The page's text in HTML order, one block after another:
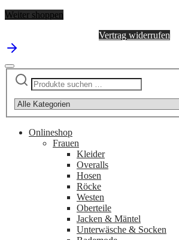
Weiter shoppen
Vertrag widerrufen
Suchen
nach:
category:
Onlineshop
Frauen
Kleider
Overalls
Hosen
Röcke
Westen
Oberteile
Jacken & Mäntel
Unterwäsche & Socken